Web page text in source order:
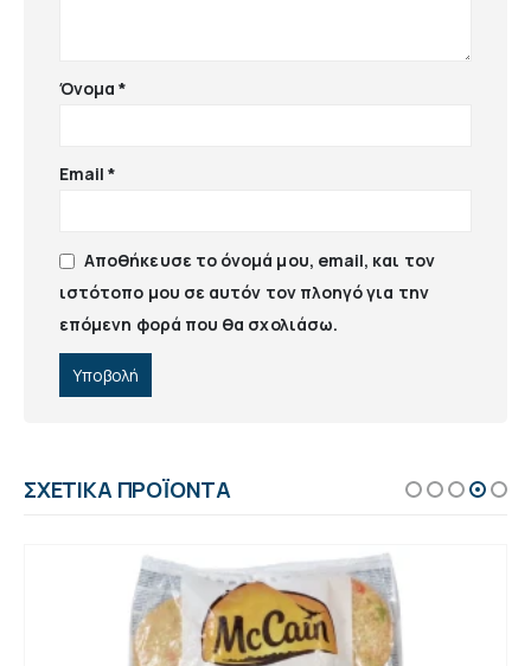
Όνομα*
Email*
Αποθήκευσε το όνομά μου, email, και τον
ιστότοπο μου σε αυτόν τον πλοηγό για την
επόμενη φορά που θα σχολιάσω.
ΣΧΕΤΙΚΆ ΠΡΟΪΌΝΤΑ